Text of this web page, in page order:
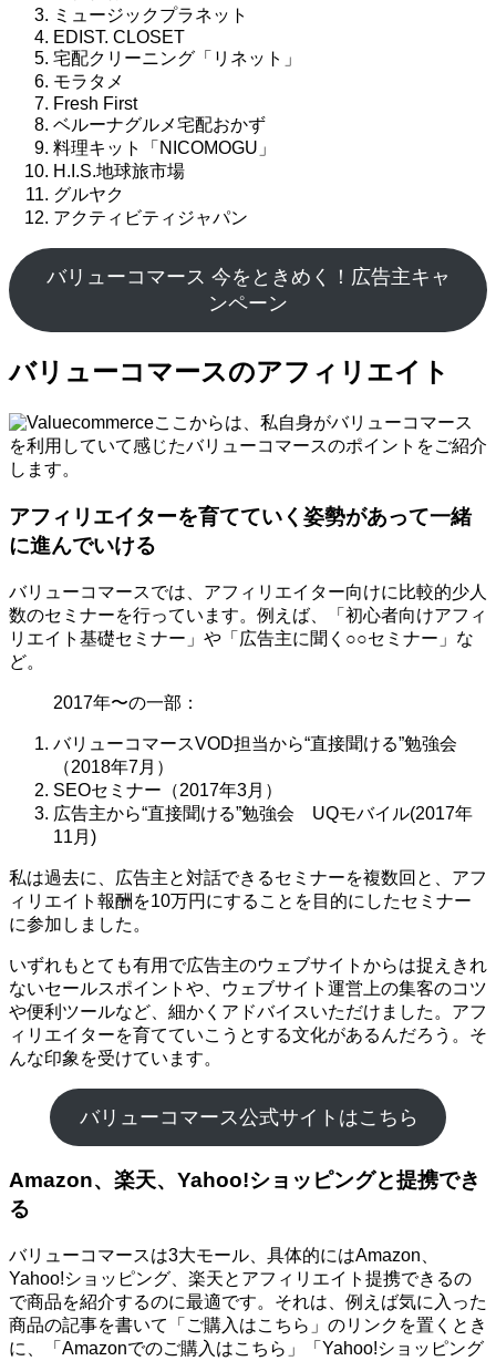
ミュージックプラネット
EDIST. CLOSET
宅配クリーニング「リネット」
モラタメ
Fresh First
ベルーナグルメ宅配おかず
料理キット「NICOMOGU」
H.I.S.地球旅市場
グルヤク
アクティビティジャパン
バリューコマース 今をときめく！広告主キャ
ンペーン
バリューコマースのアフィリエイト
ここからは、私自身がバリューコマース
を利用していて感じたバリューコマースのポイントをご紹介
します。
アフィリエイターを育てていく姿勢があって一緒
に進んでいける
バリューコマースでは、アフィリエイター向けに比較的少人
数のセミナーを行っています。例えば、「初心者向けアフィ
リエイト基礎セミナー」や「広告主に聞く○○セミナー」な
ど。
2017年〜の一部：
バリューコマースVOD担当から“直接聞ける”勉強会
（2018年7月）
SEOセミナー（2017年3月）
広告主から“直接聞ける”勉強会 UQモバイル(2017年
11月)
私は過去に、広告主と対話できるセミナーを複数回と、アフ
ィリエイト報酬を10万円にすることを目的にしたセミナー
に参加しました。
いずれもとても有用で広告主のウェブサイトからは捉えきれ
ないセールスポイントや、ウェブサイト運営上の集客のコツ
や便利ツールなど、細かくアドバイスいただけました。アフ
ィリエイターを育てていこうとする文化があるんだろう。そ
んな印象を受けています。
バリューコマース公式サイトはこちら
Amazon、楽天、Yahoo!ショッピングと提携でき
る
バリューコマースは3大モール、具体的にはAmazon、
Yahoo!ショッピング、楽天とアフィリエイト提携できるの
で商品を紹介するのに最適です。それは、例えば気に入った
商品の記事を書いて「ご購入はこちら」のリンクを置くとき
に、「Amazonでのご購入はこちら」「Yahoo!ショッピング